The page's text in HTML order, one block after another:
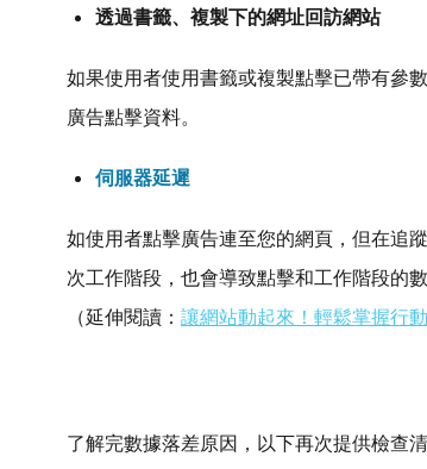
透過書籤、複製下的網址回訪網站
如果使用者使用書籤或複製點擊已帶有參
廣告點擊資料。
伺服器延遲
如使用者點擊廣告連至您的網頁，但在追
次工作階段，也會導致點擊和工作階段的數
（延伸閱讀： 讓網站動起來！輕鬆掌握行
了解完數據落差原因，以下再次提供檢查清